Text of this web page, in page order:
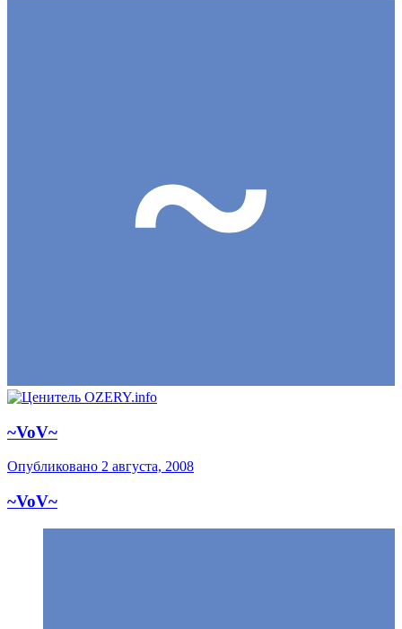
~VoV~
Опубликовано 2 августа, 2008
~VoV~